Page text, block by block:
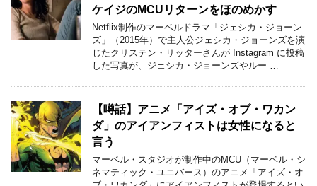
ケイジのMCUリターンをほのめかす
Netflix制作のマーベルドラマ「ジェシカ・ジョーン
ズ」（2015年）で主人公ジェシカ・ジョーンズを演
じたクリステン・リッターさんが Instagram に投稿
した写真が、ジェシカ・ジョーンズやルー …
【噂話】アニメ「アイズ・オブ・ワカン
ダ」のアイアンフィストは女性になると
言う
マーベル・スタジオが制作中のMCU（マーベル・シ
ネマティック・ユニバース）のアニメ「アイズ・オ